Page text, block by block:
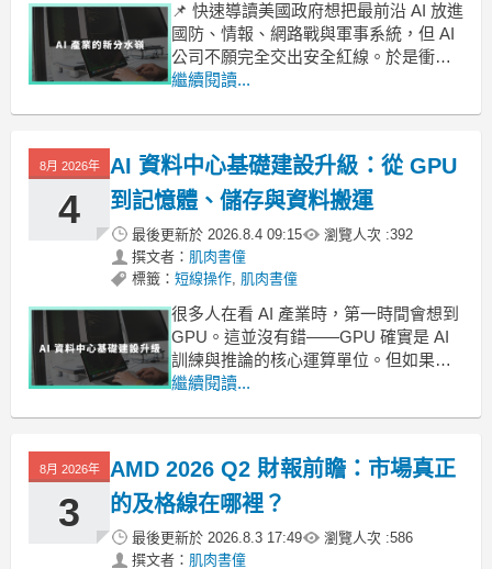
📌 快速導讀美國政府想把最前沿 AI 放進
國防、情報、網路戰與軍事系統，但 AI
公司不願完全交出安全紅線。於是衝突
從「模型能不能用」升級成「誰能決定
模型能否用於軍事場景而產生的衝突；
但真正的意義是：AI 產業
繼續閱讀...
8月 2026年
4
AI 資料中心基礎建設升級：從 GPU
到記憶體、儲存與資料搬運
最後更新於 2026.8.4 09:15 瀏覽人次 :392
撰文者： 肌肉書僮
標籤： 短線操作, 肌肉書僮
很多人在看 AI 產業時，第一時間會想到
GPU。這並沒有錯——GPU 確實是 AI
訓練與推論的核心運算單位。但如果把
整座 AI 資料中心拆開來看，會發現 AI
與資料搬運系統」。 換句話說：AI 伺服
器不是只吃 GPU，它吃
繼續閱讀...
8月 2026年
3
AMD 2026 Q2 財報前瞻：市場真正
的及格線在哪裡？
最後更新於 2026.8.3 17:49 瀏覽人次 :586
撰文者： 肌肉書僮